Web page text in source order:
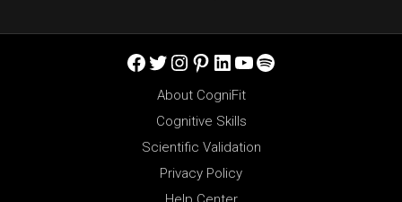
Facebook
Twitter
Instagram
Pinterest
LinkedIn
YouTube
Spotify
About CogniFit
Cognitive Skills
Scientific Validation
Privacy Policy